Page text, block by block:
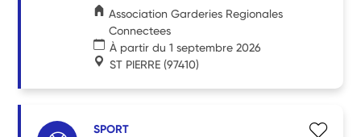
Association Garderies Regionales
Connectees
À partir du 1 septembre 2026
ST PIERRE (97410)
SPORT